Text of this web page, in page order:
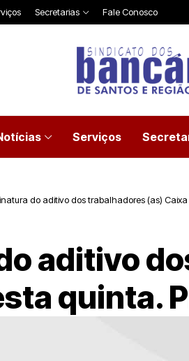
Secretarias Fale Conosco
Serviços
do aditivo dos trabalhadores (as)
aditivo
quinta.